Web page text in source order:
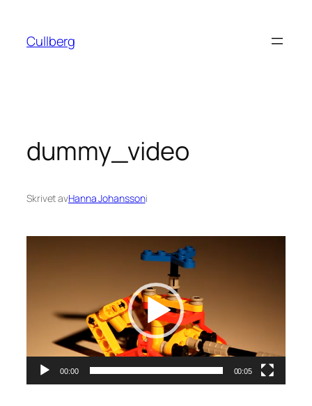
innehåll
Cullberg
dummy_video
Skrivet avHanna Johanssoni
00:00 00:05